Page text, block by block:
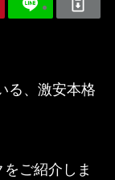
る、激安本格
ご紹介しま